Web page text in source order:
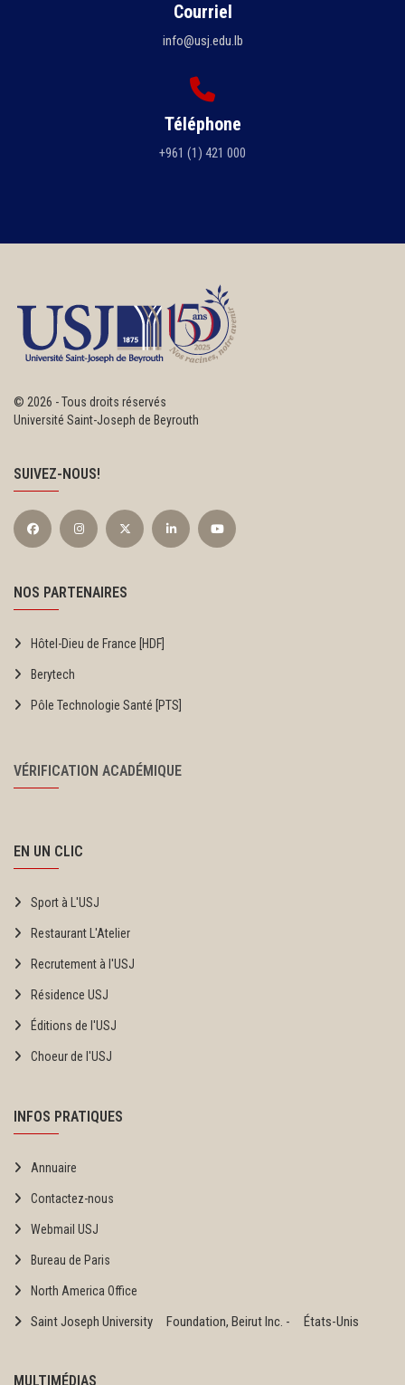
Courriel
info@usj.edu.lb
Téléphone
+961 (1) 421 000
© 2026 - Tous droits réservés
Université Saint-Joseph de Beyrouth
SUIVEZ-NOUS!
NOS PARTENAIRES
Hôtel-Dieu de France [HDF]
Berytech
Pôle Technologie Santé [PTS]
VÉRIFICATION ACADÉMIQUE
EN UN CLIC
Sport à L'USJ
Restaurant L'Atelier
Recrutement à l'USJ
Résidence USJ
Éditions de l'USJ
Choeur de l'USJ
INFOS PRATIQUES
Annuaire
Contactez-nous
Webmail USJ
Bureau de Paris
North America Office
Saint Joseph University Foundation, Beirut Inc. - États-Unis
MULTIMÉDIAS